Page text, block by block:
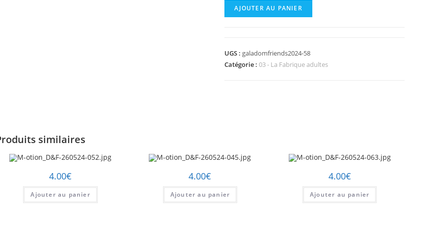
quantité
de
260524-
058.jpg
AJOUTER AU PANIER
UGS : galadomfriends2024-58
Catégorie :03 - La Fabrique adultes
similaires
4.00€
Ajouter au panier
4.00€
Ajouter au panier
4.00€
Ajouter au panier